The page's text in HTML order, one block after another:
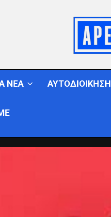
ΝΕΑ ΑΥΤΟΔΙΟΙΚΗΣΗ